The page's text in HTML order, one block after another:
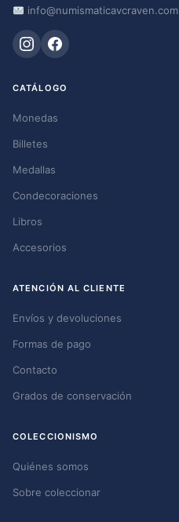
info@numismaticavcraven.com
CATÁLOGO
Monedas
Billetes
Medallas
Condecoraciones
Libros
Accesorios
ATENCIÓN AL CLIENTE
Envíos y devoluciones
Formas de pago
Contacto
Grados de conservación
COLECCIONISMO
Quiénes somos
Sobre coleccionar